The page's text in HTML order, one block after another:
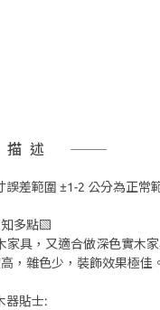
描述
差範圍 ±1-2 公分為正
知多點▧
具，又適合做深色實木家
，雜色少，裝飾效果極佳。
器貼士: